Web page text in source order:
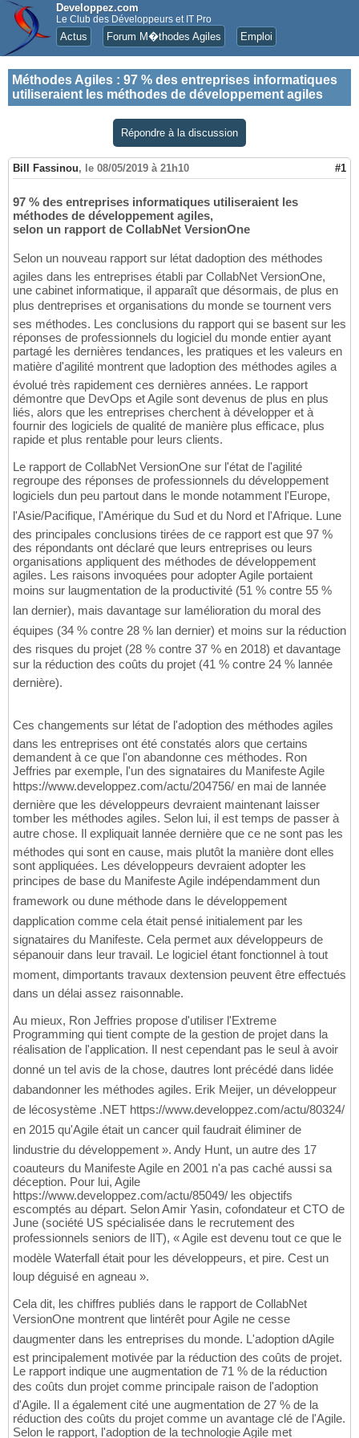
Developpez.com
Le Club des Développeurs et IT Pro
Actus Forum M�thodes Agiles Emploi
Méthodes Agiles : 97 % des entreprises informatiques
utiliseraient les méthodes de développement agiles
Répondre à la discussion
Bill Fassinou, le 08/05/2019 à 21h10 #1
97 % des entreprises informatiques utiliseraient les
méthodes de développement agiles,
selon un rapport de CollabNet VersionOne
Selon un nouveau rapport sur létat dadoption des méthodes
agiles dans les entreprises établi par CollabNet VersionOne,
une cabinet informatique, il apparaît que désormais, de plus en
plus dentreprises et organisations du monde se tournent vers
ses méthodes. Les conclusions du rapport qui se basent sur les
réponses de professionnels du logiciel du monde entier ayant
partagé les dernières tendances, les pratiques et les valeurs en
matière d'agilité montrent que ladoption des méthodes agiles a
évolué très rapidement ces dernières années. Le rapport
démontre que DevOps et Agile sont devenus de plus en plus
liés, alors que les entreprises cherchent à développer et à
fournir des logiciels de qualité de manière plus efficace, plus
rapide et plus rentable pour leurs clients.
Le rapport de CollabNet VersionOne sur l'état de l'agilité
regroupe des réponses de professionnels du développement
logiciels dun peu partout dans le monde notamment l'Europe,
l'Asie/Pacifique, l'Amérique du Sud et du Nord et l'Afrique. Lune
des principales conclusions tirées de ce rapport est que 97 %
des répondants ont déclaré que leurs entreprises ou leurs
organisations appliquent des méthodes de développement
agiles. Les raisons invoquées pour adopter Agile portaient
moins sur laugmentation de la productivité (51 % contre 55 %
lan dernier), mais davantage sur lamélioration du moral des
équipes (34 % contre 28 % lan dernier) et moins sur la réduction
des risques du projet (28 % contre 37 % en 2018) et davantage
sur la réduction des coûts du projet (41 % contre 24 % lannée
dernière).
Ces changements sur létat de l'adoption des méthodes agiles
dans les entreprises ont été constatés alors que certains
demandent à ce que l'on abandonne ces méthodes. Ron
Jeffries par exemple, l'un des signataires du Manifeste Agile
https://www.developpez.com/actu/204756/ en mai de lannée
dernière que les développeurs devraient maintenant laisser
tomber les méthodes agiles. Selon lui, il est temps de passer à
autre chose. Il expliquait lannée dernière que ce ne sont pas les
méthodes qui sont en cause, mais plutôt la manière dont elles
sont appliquées. Les développeurs devraient adopter les
principes de base du Manifeste Agile indépendamment dun
framework ou dune méthode dans le développement
dapplication comme cela était pensé initialement par les
signataires du Manifeste. Cela permet aux développeurs de
sépanouir dans leur travail. Le logiciel étant fonctionnel à tout
moment, dimportants travaux dextension peuvent être effectués
dans un délai assez raisonnable.
Au mieux, Ron Jeffries propose d'utiliser l'Extreme
Programming qui tient compte de la gestion de projet dans la
réalisation de l'application. Il nest cependant pas le seul à avoir
donné un tel avis de la chose, dautres lont précédé dans lidée
dabandonner les méthodes agiles. Erik Meijer, un développeur
de lécosystème .NET https://www.developpez.com/actu/80324/
en 2015 qu'Agile était un cancer quil faudrait éliminer de
lindustrie du développement ». Andy Hunt, un autre des 17
coauteurs du Manifeste Agile en 2001 n'a pas caché aussi sa
déception. Pour lui, Agile
https://www.developpez.com/actu/85049/ les objectifs
escomptés au départ. Selon Amir Yasin, cofondateur et CTO de
June (société US spécialisée dans le recrutement des
professionnels seniors de lIT), « Agile est devenu tout ce que le
modèle Waterfall était pour les développeurs, et pire. Cest un
loup déguisé en agneau ».
Cela dit, les chiffres publiés dans le rapport de CollabNet
VersionOne montrent que lintérêt pour Agile ne cesse
daugmenter dans les entreprises du monde. L'adoption dAgile
est principalement motivée par la réduction des coûts de projet.
Le rapport indique une augmentation de 71 % de la réduction
des coûts dun projet comme principale raison de l'adoption
d'Agile. Il a également cité une augmentation de 27 % de la
réduction des coûts du projet comme un avantage clé de l'Agile.
Selon le rapport, l'adoption de la technologie Agile met